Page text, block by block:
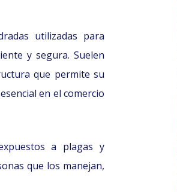
utilizadas para
y segura. Suelen
que permite su
en el comercio
a plagas y
que los manejan,